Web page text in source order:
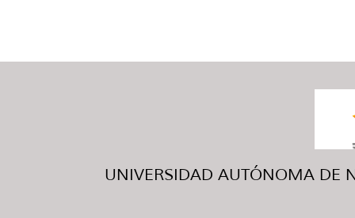
UNIVERSIDAD AUTÓNOMA DE